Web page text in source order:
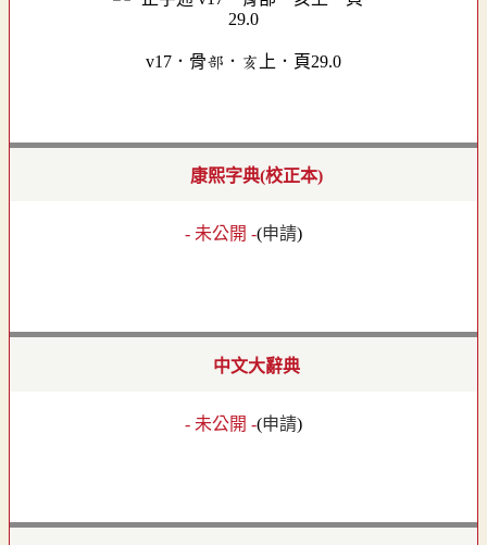
v17．骨部．亥上．頁29.0
康熙字典(校正本)
- 未公開 -(申請)
中文大辭典
- 未公開 -(申請)